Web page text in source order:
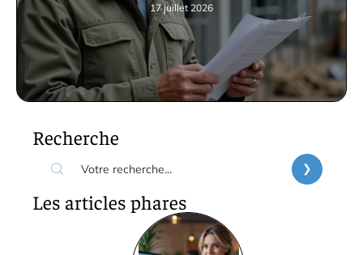
17 juillet 2026
Recherche
Les articles phares